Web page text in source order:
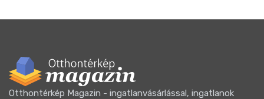
Otthontérkép Magazin - ingatlanvásárlással, ingatlanok